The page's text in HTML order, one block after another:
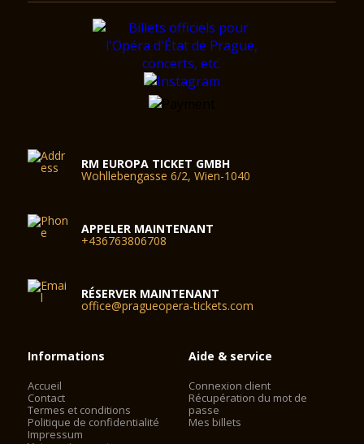
RM EUROPA TICKET GMBH
Wohllebengasse 6/2, Wien-1040
APPELER MAINTENANT
+436763806708
RÉSERVER MAINTENANT
office@pragueopera-tickets.com
Informations
Accueil
Contact
Termes et conditions
Politique de confidentialité
Impressum
Aide & service
Connexion client
Récupération du mot de
passe
Mes billets